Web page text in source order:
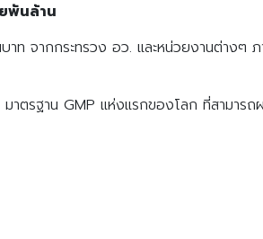
พันล้าน
จากกระทรวง อว. และหน่วยงานต่างๆ
าตรฐาน GMP แห่งแรกของโลก ที่สามาร